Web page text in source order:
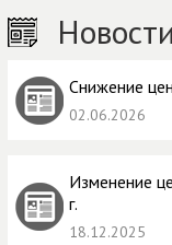
Новости
Снижение
02.06.2026
Изменение
г.
18.12.2025